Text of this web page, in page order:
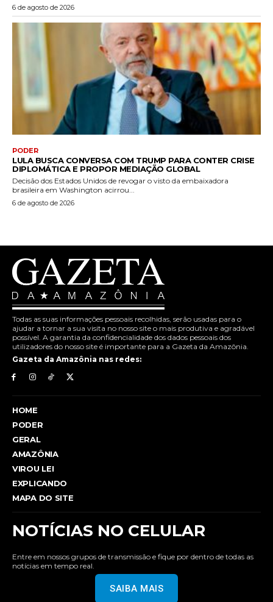
6 de agosto de 2026
PODER
LULA BUSCA CONVERSA COM TRUMP PARA CONTER CRISE
DIPLOMÁTICA E PROPOR MEDIAÇÃO GLOBAL
Decisão dos Estados Unidos de revogar o visto da embaixadora
brasileira em Washington acirrou...
6 de agosto de 2026
Todas as suas informações pessoais recolhidas, serão usadas para o
ajudar a tornar a sua visita no nosso site o mais produtiva e agradável
possível. A garantia da confidencialidade dos dados pessoais dos
utilizadores do nosso site é importante para a Gazeta da Amazônia.
Gazeta da Amazônia nas redes:
HOME
PODER
GERAL
AMAZÔNIA
VIROU LEI
EXPLICANDO
MAPA DO SITE
NOTÍCIAS NO CELULAR
Entre em nossos grupos de transmissão e fique por dentro de todas as
notícias em tempo real.
SAIBA MAIS